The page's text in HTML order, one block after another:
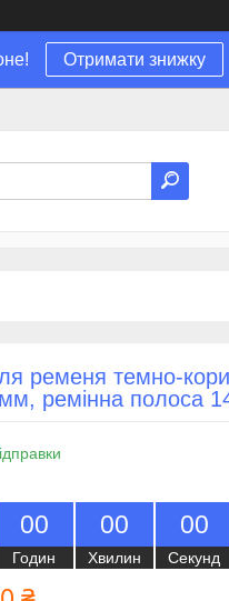
Отримати знижку
ременя темно-
ремінна полоса
00
Годин
00
Хвилин
00
Секунд